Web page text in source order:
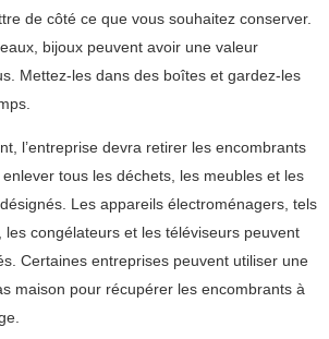
de côté ce que vous souhaitez conserver.
bijoux peuvent avoir une valeur
Mettez-les dans des boîtes et gardez-les
l’entreprise devra retirer les encombrants
tous les déchets, les meubles et les
Les appareils électroménagers, tels
congélateurs et les téléviseurs peuvent
Certaines entreprises peuvent utiliser une
maison pour récupérer les encombrants à